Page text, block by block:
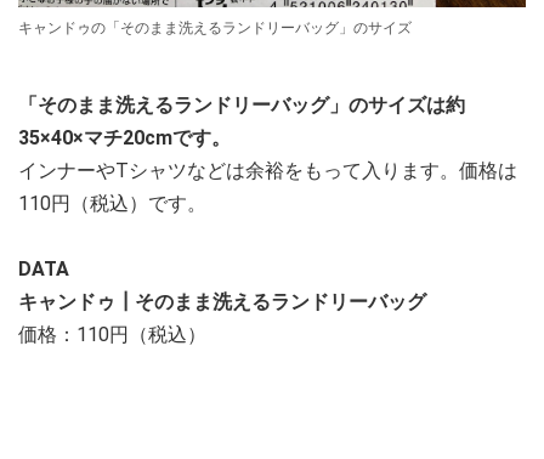
キャンドゥの「そのまま洗えるランドリーバッグ」のサイズ
「そのまま洗えるランドリーバッグ」のサイズは約
35×40×マチ20cmです。
インナーやTシャツなどは余裕をもって入ります。価格は
110円（税込）です。
DATA
キャンドゥ┃そのまま洗えるランドリーバッグ
価格：110円（税込）